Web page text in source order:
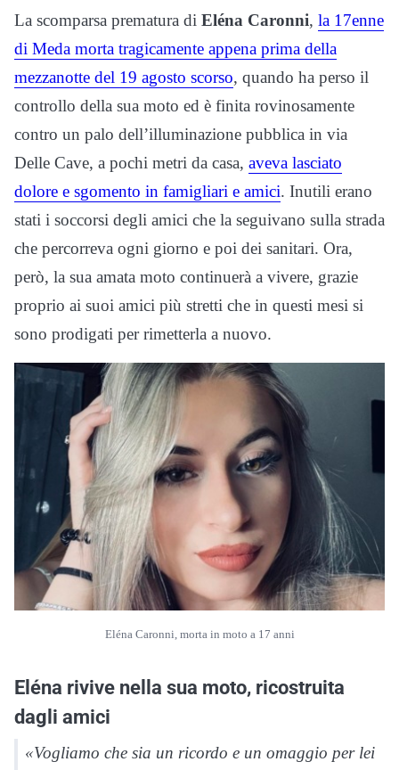
La scomparsa prematura di Eléna Caronni, la 17enne
di Meda morta tragicamente appena prima della
mezzanotte del 19 agosto scorso, quando ha perso il
controllo della sua moto ed è finita rovinosamente
contro un palo dell’illuminazione pubblica in via
Delle Cave, a pochi metri da casa, aveva lasciato
dolore e sgomento in famigliari e amici. Inutili erano
stati i soccorsi degli amici che la seguivano sulla strada
che percorreva ogni giorno e poi dei sanitari. Ora,
però, la sua amata moto continuerà a vivere, grazie
proprio ai suoi amici più stretti che in questi mesi si
sono prodigati per rimetterla a nuovo.
Eléna Caronni, morta in moto a 17 anni
Eléna rivive nella sua moto, ricostruita
dagli amici
«Vogliamo che sia un ricordo e un omaggio per lei